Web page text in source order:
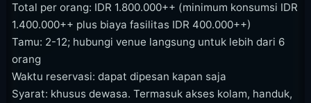
Total per orang: IDR 1.800.000++ (minimum konsumsi IDR
1.400.000++ plus biaya fasilitas IDR 400.000++)
Tamu: 2-12; hubungi venue langsung untuk lebih dari 6
orang
Waktu reservasi: dapat dipesan kapan saja
Syarat: khusus dewasa. Termasuk akses kolam, handuk,